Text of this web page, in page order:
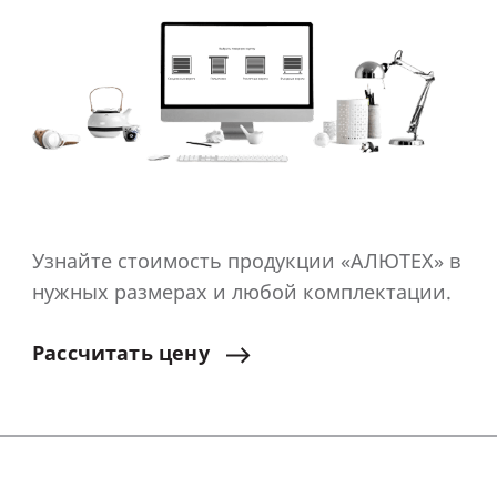
Узнайте стоимость продукции «АЛЮТЕХ» в
нужных размерах и любой комплектации.
Рассчитать цену